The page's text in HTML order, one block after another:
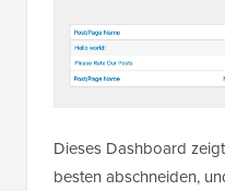
Dieses Dashboard
besten abschneiden,